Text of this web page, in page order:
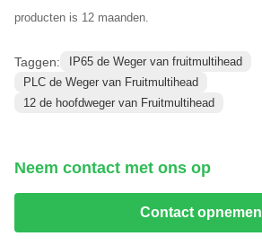
producten is 12 maanden.
Taggen:
IP65 de Weger van fruitmultihead
PLC de Weger van Fruitmultihead
12 de hoofdweger van Fruitmultihead
Neem contact met ons op
Contact opnemen